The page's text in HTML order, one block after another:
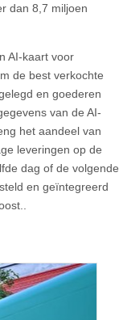
dan 8,7 miljoen
AI-kaart voor
de best verkochte
en goederen
van de AI-
het aandeel van
leveringen op de
dag of de volgende
en geïntegreerd